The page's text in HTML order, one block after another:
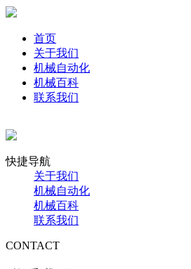
首页
关于我们
机械自动化
机械百科
联系我们
快捷导航
关于我们
机械自动化
机械百科
联系我们
CONTACT